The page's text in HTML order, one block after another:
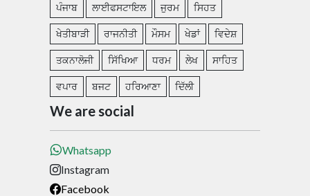
ਪੰਜਾਬ ਲਾਈਫਸਟਾਇਲ ਜੁਰਮ ਸਿਹਤ
ਖੇਤੀਬਾੜੀ ਰਾਜਨੀਤੀ ਮੌਸਮ ਖੇਡਾਂ ਵਿਦੇਸ਼
ਤਕਨਾਲੋਜੀ ਸਿੱਖਿਆ ਧਰਮ ਲੇਖ ਸਾਹਿਤ
ਵਪਾਰ ਬਜਟ ਹਰਿਆਣਾ ਦਿੱਲੀ
We are social
Whatsapp
Instagram
Facebook